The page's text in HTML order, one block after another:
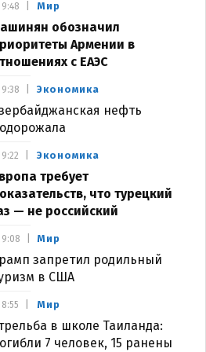
Мир
обозначил
Армении в
с ЕАЭС
9:48
Экономика
нефть
9:38
Экономика
требует
что турецкий
— не российский
9:22
Мир
запретил родильный
в США
9:08
Мир
в школе Таиланда:
7 человек, 15 ранены
8:55